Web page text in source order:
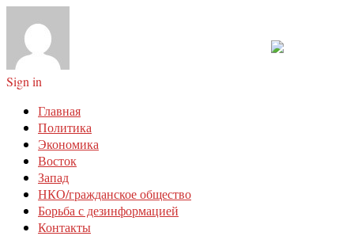
Sign in
Главная
Политика
Экономика
Восток
Запад
НКО/гражданское общество
Борьба с дезинформацией
Контакты